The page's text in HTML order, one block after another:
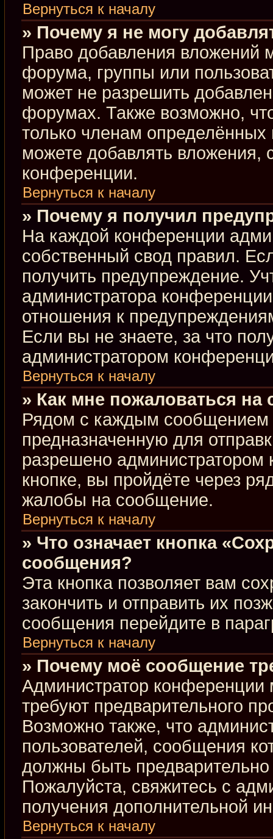
Вернуться к началу
» Почему я не могу
Право добавления вложений
форума, группы или
может не разрешить
форумах. Также возможно,
только членам
можете добавлять вложения,
конференции.
Вернуться к началу
» Почему я получил
На каждой конференции
собственный свод правил.
получить предупреждение.
администратора
отношения к
Если вы не знаете, за что
администратором
Вернуться к началу
» Как мне пожаловаться
Рядом с каждым сообщением
предназначенную для
разрешено
кнопке, вы пройдёте через
жалобы на сообщение.
Вернуться к началу
» Что означает кнопка
сообщения?
Эта кнопка позволяет вам
закончить и отправить их
сообщения перейдите в
Вернуться к началу
» Почему моё сообщение
Администратор
требуют предварительного
Возможно также, что
пользователей, сообщения
должны быть
Пожалуйста, свяжитесь с
получения дополнительной
Вернуться к началу